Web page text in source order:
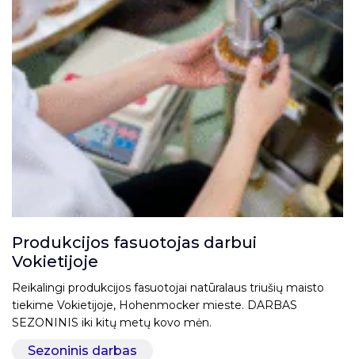
Produkcijos fasuotojas darbui
Vokietijoje
Reikalingi produkcijos fasuotojai natūralaus triušių maisto
tiekime Vokietijoje, Hohenmocker mieste. DARBAS
SEZONINIS iki kitų metų kovo mėn.
Sezoninis darbas